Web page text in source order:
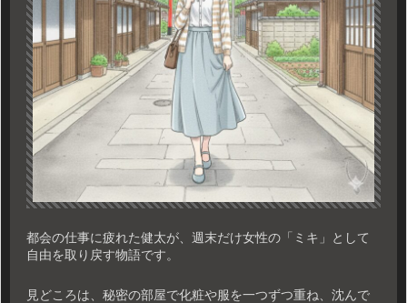
都会の仕事に疲れた健太が、週末だけ女性の「ミキ」として
自由を取り戻す物語です。
見どころは、秘密の部屋で化粧や服を一つずつ重ね、沈んで